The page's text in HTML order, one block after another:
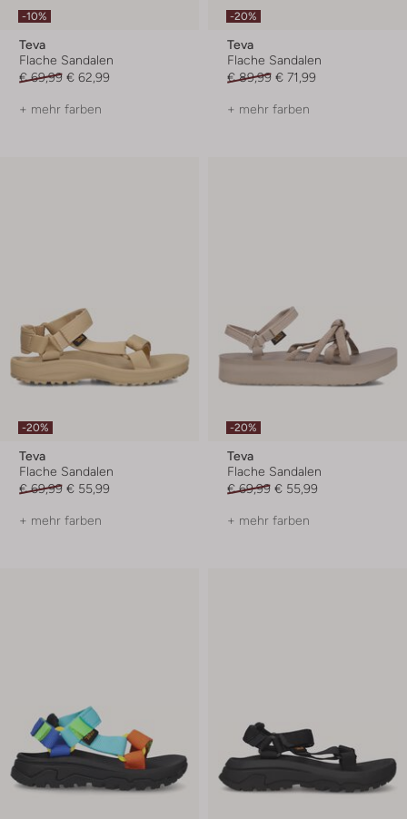
-10%
Teva
Flache Sandalen
€ 69,99 € 62,99
+ mehr farben
-20%
Teva
Flache Sandalen
€ 89,99 € 71,99
+ mehr farben
-20%
Teva
Flache Sandalen
€ 69,99 € 55,99
+ mehr farben
-20%
Teva
Flache Sandalen
€ 69,99 € 55,99
+ mehr farben